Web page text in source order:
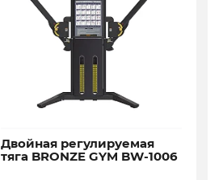
Двойная регулируемая
тяга BRONZE GYM BW-1006